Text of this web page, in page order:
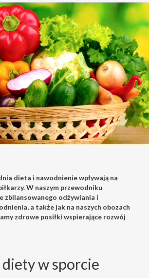
dieta i nawodnienie wpływają na
W naszym przewodniku
zbilansowanego odżywiania i
a także jak na naszych obozach
zdrowe posiłki wspierające rozwój
w sporcie